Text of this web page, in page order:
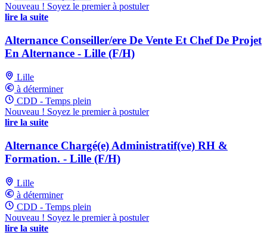
Nouveau ! Soyez le premier à postuler
lire la suite
Alternance Conseiller/ere De Vente Et Chef De Projet
En Alternance - Lille (F/H)
Lille
à déterminer
CDD - Temps plein
Nouveau ! Soyez le premier à postuler
lire la suite
Alternance Chargé(e) Administratif(ve) RH &
Formation. - Lille (F/H)
Lille
à déterminer
CDD - Temps plein
Nouveau ! Soyez le premier à postuler
lire la suite